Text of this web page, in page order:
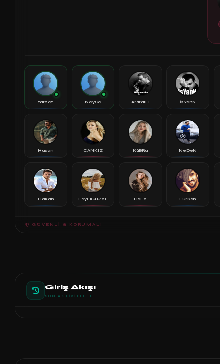
farzet NeySe AraratLı İsYanN
Hasan CANKIZ KüBRa NeDeN
Hakan LeyLiGüZeL HaLe FurKan
GÜVENLI & KORUMALI
Giriş Akışı
SON AKTIVITELER